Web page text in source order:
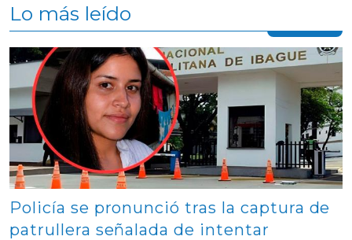
Lo más leído
Contenido multimedia principal
Policía se pronunció tras la captura de
patrullera señalada de intentar